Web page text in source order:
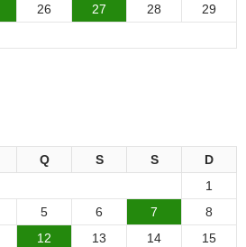
26 27 28
29
Q S S
D
1
5 6 7
8
12 13 14
15